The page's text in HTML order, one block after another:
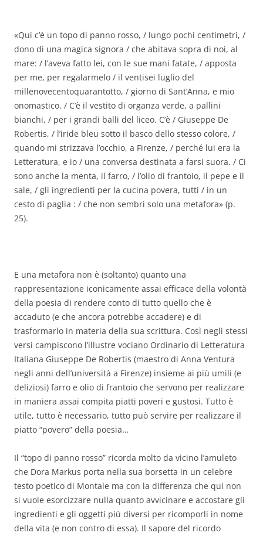
«Qui c’è un topo di panno rosso, / lungo pochi centimetri, /
dono di una magica signora / che abitava sopra di noi, al
mare: / l’aveva fatto lei, con le sue mani fatate, / apposta
per me, per regalarmelo / il ventisei luglio del
millenovecentoquarantotto, / giorno di Sant’Anna, e mio
onomastico. / C’è il vestito di organza verde, a pallini
bianchi, / per i grandi balli del liceo. C’è / Giuseppe De
Robertis, / l’iride bleu sotto il basco dello stesso colore, /
quando mi strizzava l’occhio, a Firenze, / perché lui era la
Letteratura, e io / una conversa destinata a farsi suora. / Ci
sono anche la menta, il farro, / l’olio di frantoio, il pepe e il
sale, / gli ingredienti per la cucina povera, tutti / in un
cesto di paglia : / che non sembri solo una metafora» (p.
25).
E una metafora non è (soltanto) quanto una
rappresentazione iconicamente assai efficace della volontà
della poesia di rendere conto di tutto quello che è
accaduto (e che ancora potrebbe accadere) e di
trasformarlo in materia della sua scrittura. Così negli stessi
versi campiscono l’illustre vociano Ordinario di Letteratura
Italiana Giuseppe De Robertis (maestro di Anna Ventura
negli anni dell’università a Firenze) insieme ai più umili (e
deliziosi) farro e olio di frantoio che servono per realizzare
in maniera assai compita piatti poveri e gustosi. Tutto è
utile, tutto è necessario, tutto può servire per realizzare il
piatto “povero” della poesia…
Il “topo di panno rosso” ricorda molto da vicino l’amuleto
che Dora Markus porta nella sua borsetta in un celebre
testo poetico di Montale ma con la differenza che qui non
si vuole esorcizzare nulla quanto avvicinare e accostare gli
ingredienti e gli oggetti più diversi per ricomporli in nome
della vita (e non contro di essa). Il sapore del ricordo